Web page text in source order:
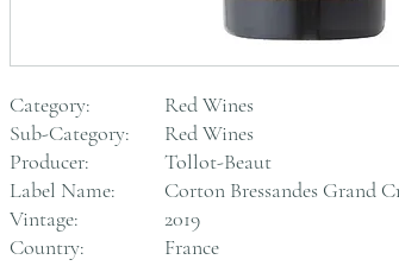
Category:
Red Wines
Sub-Category:
Red Wines
Producer:
Tollot-Beaut
Label Name:
Corton Bressandes Grand
Vintage:
2019
Country:
France